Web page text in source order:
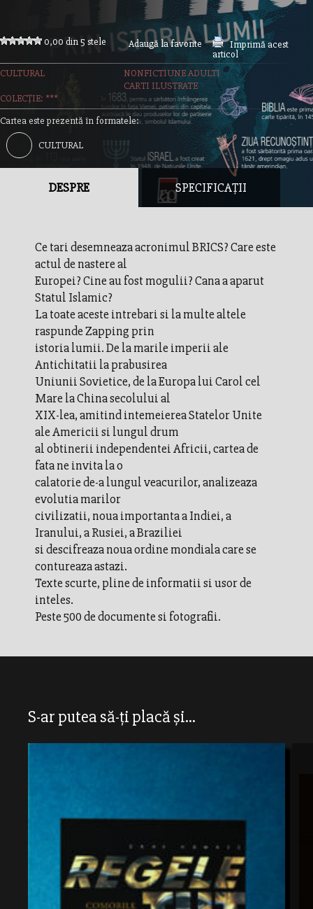
0,00 din 5 stele Adaugă la favorite
Imprimă acest
articol
CULTURAL
NONFICTIUNE ADULTI
CARTI ILUSTRATE
COLECȚIE: ***
Cartea este prezentă în formatele:
CULTURAL
DESPRE SPECIFICAȚII
Ce tari desemneaza acronimul BRICS? Care este
actul de nastere al
Europei? Cine au fost mogulii? Cana a aparut
Statul Islamic?
La toate aceste intrebari si la multe altele
raspunde Zapping prin
istoria lumii. De la marile imperii ale
Antichitatii la prabusirea
Uniunii Sovietice, de la Europa lui Carol cel
Mare la China secolului al
XIX-lea, amitind intemeierea Statelor Unite
ale Americii si lungul drum
al obtinerii independentei Africii, cartea de
fata ne invita la o
calatorie de-a lungul veacurilor, analizeaza
evolutia marilor
civilizatii, noua importanta a Indiei, a
Iranului, a Rusiei, a Braziliei
si descifreaza noua ordine mondiala care se
contureaza astazi.
Texte scurte, pline de informatii si usor de
inteles.
Peste 500 de documente si fotografii.
S-ar putea să-ți placă și...